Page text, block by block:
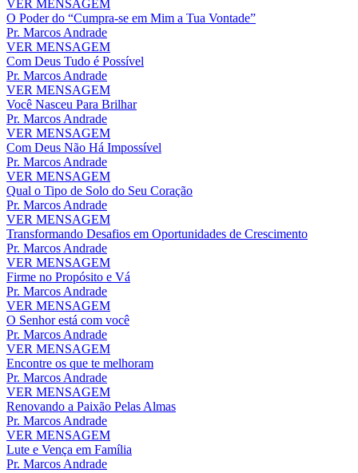
VER MENSAGEM
O Poder do “Cumpra-se em Mim a Tua Vontade”
Pr. Marcos Andrade
VER MENSAGEM
Com Deus Tudo é Possível
Pr. Marcos Andrade
VER MENSAGEM
Você Nasceu Para Brilhar
Pr. Marcos Andrade
VER MENSAGEM
Com Deus Não Há Impossível
Pr. Marcos Andrade
VER MENSAGEM
Qual o Tipo de Solo do Seu Coração
Pr. Marcos Andrade
VER MENSAGEM
Transformando Desafios em Oportunidades de Crescimento
Pr. Marcos Andrade
VER MENSAGEM
Firme no Propósito e Vá
Pr. Marcos Andrade
VER MENSAGEM
O Senhor está com você
Pr. Marcos Andrade
VER MENSAGEM
Encontre os que te melhoram
Pr. Marcos Andrade
VER MENSAGEM
Renovando a Paixão Pelas Almas
Pr. Marcos Andrade
VER MENSAGEM
Lute e Vença em Família
Pr. Marcos Andrade